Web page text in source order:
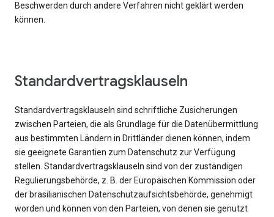
Beschwerden durch andere Verfahren nicht geklärt werden
können.
Standardvertragsklauseln
Standardvertragsklauseln sind schriftliche Zusicherungen
zwischen Parteien, die als Grundlage für die Datenübermittlung
aus bestimmten Ländern in Drittländer dienen können, indem
sie geeignete Garantien zum Datenschutz zur Verfügung
stellen. Standardvertragsklauseln sind von der zuständigen
Regulierungsbehörde, z. B. der Europäischen Kommission oder
der brasilianischen Datenschutzaufsichtsbehörde, genehmigt
worden und können von den Parteien, von denen sie genutzt